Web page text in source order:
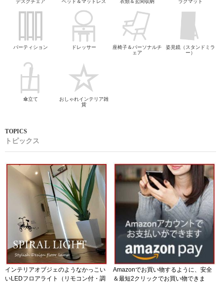
デスクチェア ベッド＆マットレス 衣類＆玄関収納 ラグマット
パーティション ドレッサー
座椅子＆パーソナルチ
ェア
姿見鏡（スタンドミラ
ー）
傘立て
おしゃれインテリア雑
貨
トピックス
インテリアオブジェのようなかっこい
いLEDフロアライト（リモコン付・調
Amazonでお買い物するように、安全
＆最短2クリックでお買い物できま